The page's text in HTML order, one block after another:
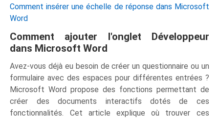
Comment insérer une échelle de réponse dans Microsoft
Word
Comment ajouter l'onglet Développeur
dans Microsoft Word
Avez-vous déjà eu besoin de créer un questionnaire ou un
formulaire avec des espaces pour différentes entrées ?
Microsoft Word propose des fonctions permettant de
créer des documents interactifs dotés de ces
fonctionnalités. Cet article explique où trouver ces